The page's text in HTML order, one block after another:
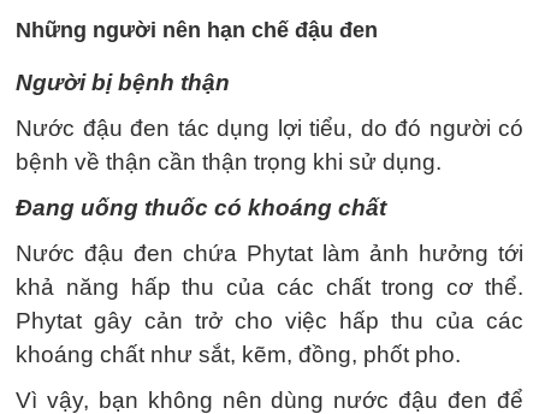
Những người nên hạn chế đậu đen
Người bị bệnh thận
Nước đậu đen tác dụng lợi tiểu, do đó người có
bệnh về thận cần thận trọng khi sử dụng.
Đang uống thuốc có khoáng chất
Nước đậu đen chứa Phytat làm ảnh hưởng tới
khả năng hấp thu của các chất trong cơ thể.
Phytat gây cản trở cho việc hấp thu của các
khoáng chất như sắt, kẽm, đồng, phốt pho.
Vì vậy, bạn không nên dùng nước đậu đen để